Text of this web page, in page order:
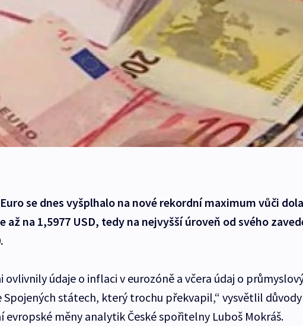
se dnes vyšplhalo na nové rekordní maximum vůči
až na 1,5977 USD, tedy na nejvyšší úroveň od svého
ovlivnily údaje o inflaci v eurozóně a včera údaj o
Spojených státech, který trochu překvapil,“ vysvětlil důvody
evropské měny analytik České spořitelny Luboš Mokráš.